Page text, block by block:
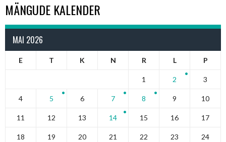
MÄNGUDE KALENDER
MAI 2026
E T K N R L P
1 2 3
4 5 6 7 8 9 10
11 12 13 14 15 16 17
18 19 20 21 22 23 24